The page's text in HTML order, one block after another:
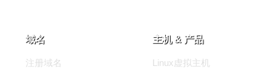
域名
注册域名
主机 & 产品
Linux虚拟主机